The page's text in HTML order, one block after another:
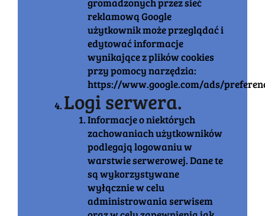
reklamową Google
użytkownik może przeglądać i
edytować informacje
wynikające z plików cookies
przy pomocy narzędzia:
https://www.google.com/ads/
Logi serwera.
Informacje o niektórych
zachowaniach użytkowników
podlegają logowaniu w
warstwie serwerowej. Dane te
są wykorzystywane
wyłącznie w celu
administrowania serwisem